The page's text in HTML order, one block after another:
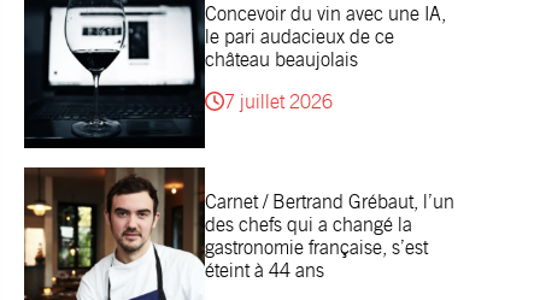
Concevoir du vin avec une IA,
le pari audacieux de ce
château beaujolais
7 juillet 2026
Carnet / Bertrand Grébaut, l’un
des chefs qui a changé la
gastronomie française, s’est
éteint à 44 ans